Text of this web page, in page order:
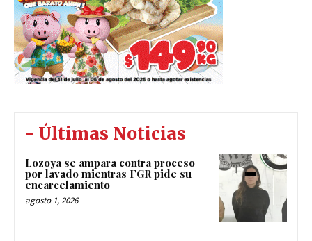
- Últimas Noticias
Lozoya se ampara contra proceso
por lavado mientras FGR pide su
encarcelamiento
agosto 1, 2026